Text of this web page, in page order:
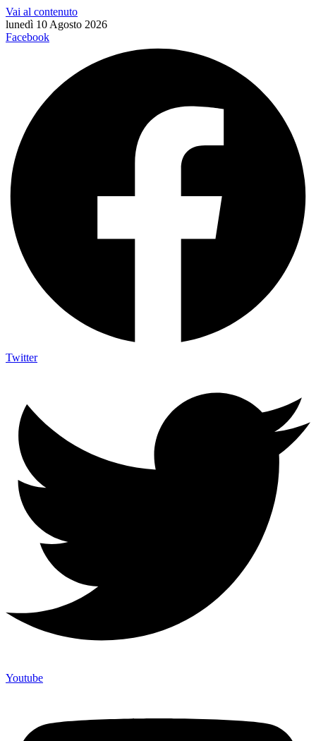
Vai al contenuto
lunedì 10 Agosto 2026
Facebook
Twitter
Youtube